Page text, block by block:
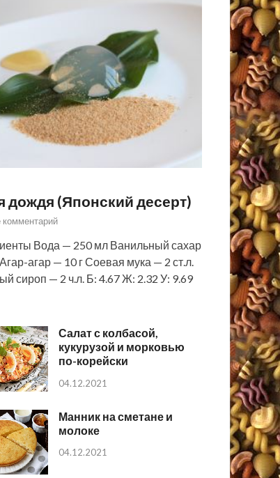
дождя (Японский десерт)
комментарий
Вода — 250 мл Ванильный сахар
агар — 10 г Соевая мука — 2 ст.л.
сироп — 2 ч.л. Б: 4.67 Ж: 2.32 У: 9.69
Салат с колбасой,
кукурузой и морковью
по-корейски
04.12.2021
Манник на сметане и
молоке
04.12.2021